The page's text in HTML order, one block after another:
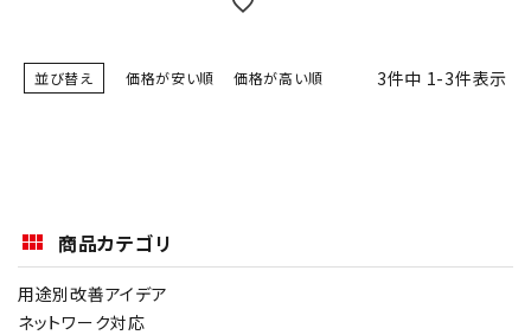
ガイドライン
並び替え 価格が安い順 価格が高い順 3件中 1-3件表示
商品カテゴリ
用途別改善アイデア
ネットワーク対応